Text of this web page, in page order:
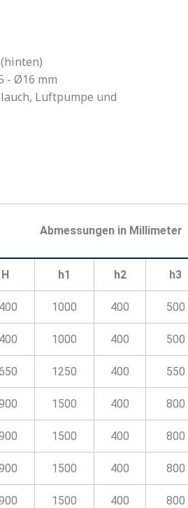
(hinten)
- Ø16 mm
Luftpumpe und
Abmessungen in Millimeter
H h1 h2 h3
1000 400 500
1000 400 500
1250 400 550
1500 400 800
1500 400 800
1500 400 800
1500 400 800